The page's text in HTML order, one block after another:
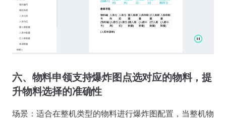
六、物料申领支持爆炸图点选对应的物料，提
升物料选择的准确性
场景：适合在整机类型的物料进行爆炸图配置，当整机物